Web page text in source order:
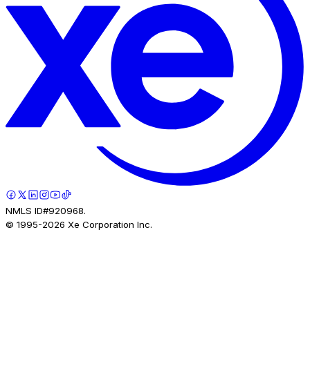
NMLS ID#920968.
© 1995-2026 Xe Corporation Inc.